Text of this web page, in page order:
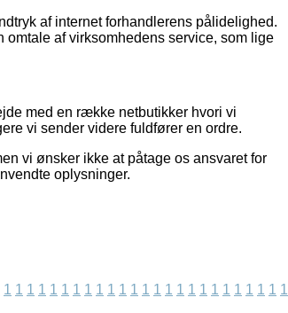
af internet forhandlerens pålidelighed.
omtale af virksomhedens service, som lige
med en række netbutikker hvori vi
vi sender videre fuldfører en ordre.
vi ønsker ikke at påtage os ansvaret for
oplysninger.
1 1 1 1 1 1 1 1 1 1 1 1 1 1 1 1 1 1 1 1 1 1 1 1 1